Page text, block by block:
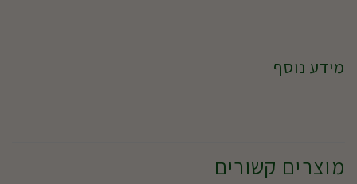
מידע נוסף
מוצרים קשורים